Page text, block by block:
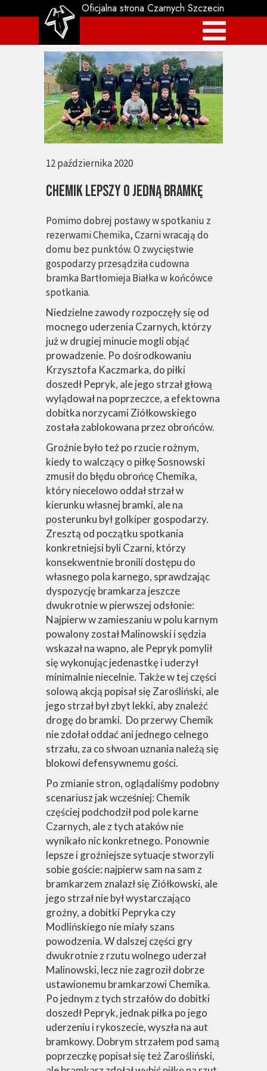
Pomimo dobrej postawy w spotkaniu z
rezerwami Chemika, Czarni wracają do
domu bez punktów. O zwycięstwie
gospodarzy przesądziła cudowna
bramka Bartłomieja Białka w końcówce
spotkania.
Niedzielne zawody rozpoczęły się od
mocnego uderzenia Czarnych, którzy
już w drugiej minucie mogli objąć
prowadzenie. Po dośrodkowaniu
Krzysztofa Kaczmarka, do piłki
doszedł Pepryk, ale jego strzał głową
wylądował na poprzeczce, a efektowna
dobitka norzycami Ziółkowskiego
została zablokowana przez obrońców.
Groźnie było też po rzucie rożnym,
kiedy to walczący o piłkę Sosnowski
zmusił do błędu obrońcę Chemika,
który niecelowo oddał strzał w
kierunku własnej bramki, ale na
posterunku był golkiper gospodarzy.
Zresztą od początku spotkania
konkretniejsi byli Czarni, którzy
konsekwentnie bronili dostępu do
własnego pola karnego, sprawdzając
dyspozycję bramkarza jeszcze
dwukrotnie w pierwszej odsłonie:
Najpierw w zamieszaniu w polu karnym
powalony został Malinowski i sędzia
wskazał na wapno, ale Pepryk pomylił
się wykonując jedenastkę i uderzył
minimalnie niecelnie. Także w tej części
solową akcją popisał się Zarośliński, ale
jego strzał był zbyt lekki, aby znaleźć
drogę do bramki. Do przerwy Chemik
nie zdołał oddać ani jednego celnego
strzału, za co słwoan uznania należą się
blokowi defensywnemu gości.
Po zmianie stron, oglądaliśmy podobny
scenariusz jak wcześniej: Chemik
częściej podchodził pod pole karne
Czarnych, ale z tych ataków nie
wynikało nic konkretnego. Ponownie
lepsze i groźniejsze sytuacje stworzyli
sobie goście: najpierw sam na sam z
bramkarzem znalazł się Ziółkowski, ale
jego strzał nie był wystarczająco
groźny, a dobitki Pepryka czy
Modlińskiego nie miały szans
powodzenia. W dalszej części gry
dwukrotnie z rzutu wolnego uderzał
Malinowski, lecz nie zagroził dobrze
ustawionemu bramkarzowi Chemika.
Po jednym z tych strzałów do dobitki
doszedł Pepryk, jednak piłka po jego
uderzeniu i rykoszecie, wyszła na aut
bramkowy. Dobrym strzałem pod samą
poprzeczkę popisał się też Zarośliński,
Chemik lepszy o jedną bramkę
12 października 2020
Oficjalna strona Czarnych Szczecin